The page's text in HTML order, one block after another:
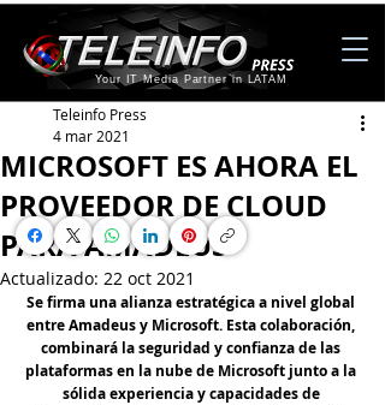
Your IT Media Partner in LATAM
MICROSOFT ES AHORA EL
PROVEEDOR DE CLOUD
PARA AMADEUS
Teleinfo Press
4 mar 2021
Actualizado: 22 oct 2021
Se firma una alianza estratégica a nivel global
entre Amadeus y Microsoft. Esta colaboración,
combinará la seguridad y confianza de las
plataformas en la nube de Microsoft junto a la
sólida experiencia y capacidades de